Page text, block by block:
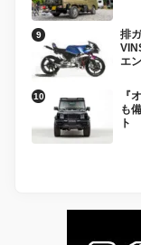
排
エ
『
も
ト